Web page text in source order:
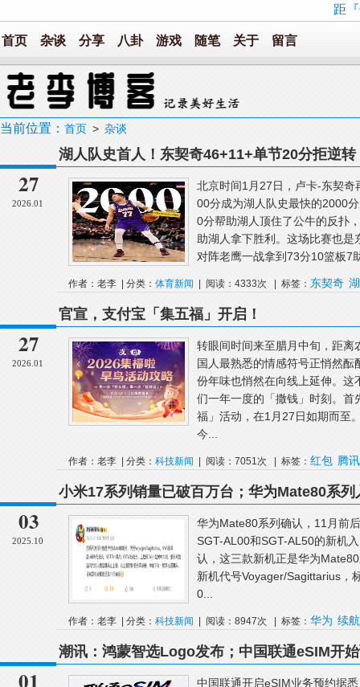
距
首页 杂谈 分享 八卦 游戏 随笔 关于 留言
当前位置： 首页 > 杂谈
27
2026.01
湖人队史首人！东契奇46+11+单节20分拒逆转
北京时间1月27日，卢卡-东契
00分成为湖人队史最快的2000
0分帮助湖人顶住了公牛的反扑
助湖人拿下胜利。这场比赛也
对阵老鹰一战拿到73分10篮板7
作者：老李 | 分类： 体育新闻 | 阅读：4333次 | 标签： 东契奇
27
2026.01
官宣，支付宝「集五福」开启！
转眼间时间来至腊月中旬，距
国人最熟悉的情感符号正悄然
份年味也悄然在向线上延伸。
们一年一度的「撒钱」时刻。
福」活动，在1月27日如期而至
今...
作者：老李 | 分类： 科技新闻 | 阅读：7051次 | 标签： 红包 腾讯
03
2025.10
小米17系列销量已破百万台；华为Mate80系
市；2025年全国观影人次破10亿
华为Mate80系列确认，11月前
SGT-AL00和SGT-AL50的新机
认，这三款新机正是华为
新机代号Voyager/Sagittarius，
0...
作者：老李 | 分类： 科技新闻 | 阅读：8947次 | 标签： 华为 续航
01
潮讯：鸿蒙智选Logo发布；中国联通eSIM开
全事故；苹果发布iOS 26.0.1正式版更新
中国联通开启eSIM业务预约据